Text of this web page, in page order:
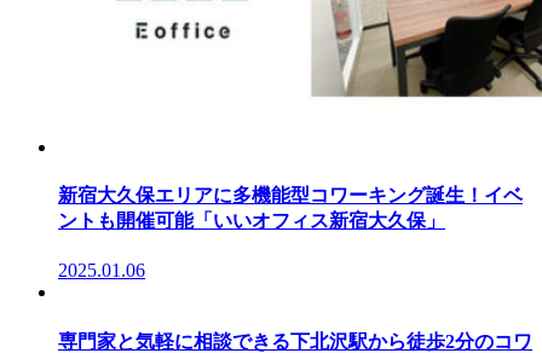
新宿大久保エリアに多機能型コワーキング誕生！イベ
ントも開催可能「いいオフィス新宿大久保」
2025.01.06
専門家と気軽に相談できる下北沢駅から徒歩2分のコワ